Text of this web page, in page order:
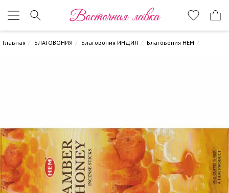
Восточная лавка
Главная БЛАГОВОНИЯ Благовония ИНДИЯ Благовония HEM